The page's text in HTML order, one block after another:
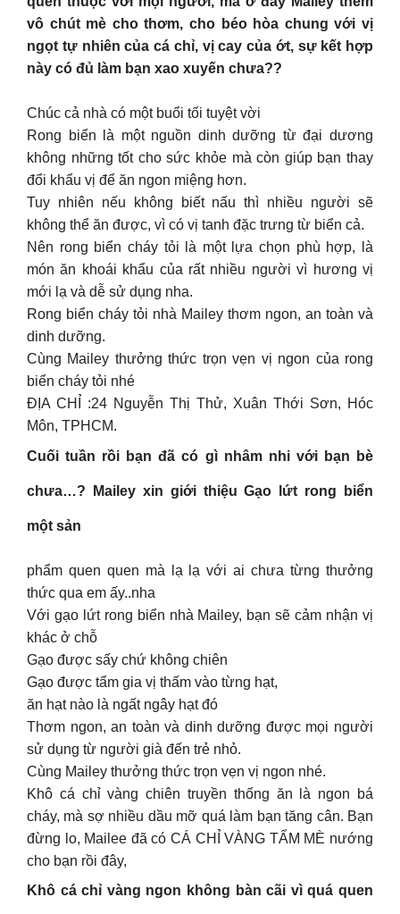
vô chút mè cho thơm, cho béo hòa chung với vị
ngọt tự nhiên của cá chỉ, vị cay của ớt, sự kết hợp
này có đủ làm bạn xao xuyến chưa??
Chúc cả nhà có một buổi tối tuyệt vời
Rong biển là một nguồn dinh dưỡng từ đại dương
không những tốt cho sức khỏe mà còn giúp bạn thay
đổi khẩu vị để ăn ngon miệng hơn.
Tuy nhiên nếu không biết nấu thì nhiều người sẽ
không thể ăn được, vì có vị tanh đặc trưng từ biển cả.
Nên rong biển cháy tỏi là một lựa chọn phù hợp, là
món ăn khoái khẩu của rất nhiều người vì hương vị
mới lạ và dễ sử dụng nha.
Rong biển cháy tỏi nhà Mailey thơm ngon, an toàn và
dinh dưỡng.
Cùng Mailey thưởng thức trọn vẹn vị ngon của rong
biển cháy tỏi nhé
ĐỊA CHỈ :24 Nguyễn Thị Thử, Xuân Thới Sơn, Hóc
Môn, TPHCM.
Cuối tuần rồi bạn đã có gì nhâm nhi với bạn bè
chưa…? Mailey xin giới thiệu Gạo lứt rong biển
một sản
phẩm quen quen mà lạ lạ với ai chưa từng thưởng
thức qua em ấy..nha
Với gạo lứt rong biển nhà Mailey, bạn sẽ cảm nhận vị
khác ở chỗ
Gạo được sấy chứ không chiên
Gạo được tẩm gia vị thấm vào từng hạt,
ăn hạt nào là ngất ngây hạt đó
Thơm ngon, an toàn và dinh dưỡng được mọi người
sử dụng từ người già đến trẻ nhỏ.
Cùng Mailey thưởng thức trọn vẹn vị ngon nhé.
Khô cá chỉ vàng chiên truyền thống ăn là ngon bá
cháy, mà sợ nhiều dầu mỡ quá làm bạn tăng cân. Bạn
đừng lo, Mailee đã có CÁ CHỈ VÀNG TẨM MÈ nướng
cho bạn rồi đây,
Khô cá chỉ vàng ngon không bàn cãi vì quá quen